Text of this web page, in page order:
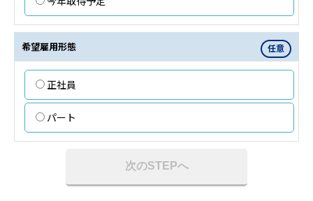
希望雇用形態 任意
正社員
パート
次のSTEPへ